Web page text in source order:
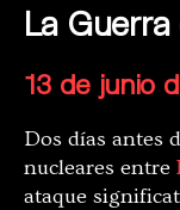
La
13 de junio
Dos días antes
nucleares entre
ataque